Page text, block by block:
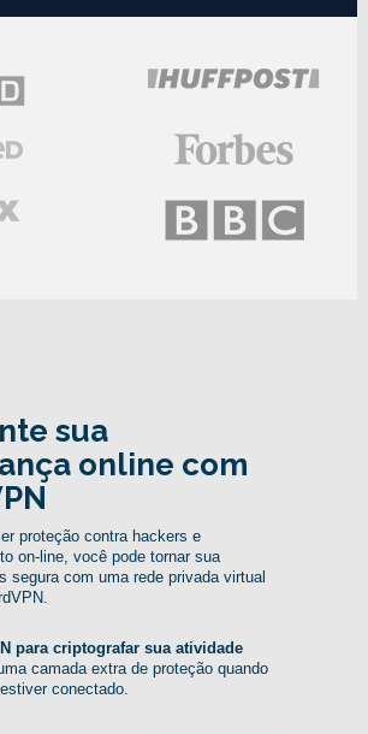
sua
online com
proteção contra hackers e
on-line, você pode tornar sua
segura com uma rede privada virtual
para criptografar sua atividade
camada extra de proteção quando
conectado.